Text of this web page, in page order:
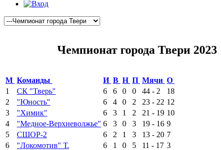
Чемпионат города Твери 2023
М Команды И В Н П Мячи О
1
СК "Тверь" 6 6 0 0 44 - 2
18
2
"Юность" 6 4 0 2 23 - 22 12
3
"Химик" 6 3 1 2 21 - 19 10
4
"Медное-Верхневолжье" 6 3 0 3 19 - 16 9
5
СШОР-2 6 2 1 3 13 - 20 7
6
"Локомотив" Т. 6 1 0 5 11 - 17 3